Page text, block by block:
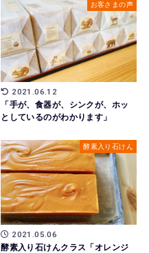
お客さまの声
2021.06.12
「手が、食器が、シンクが、ホッ
としているのがわかります」
酵素入り石けん
2021.05.06
酵素入り石けんクラス「オレンジ